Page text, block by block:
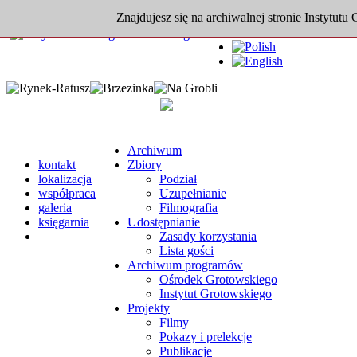
Znajdujesz się na archiwalnej stronie Instytutu
kontakt
lokalizacja
współpraca
galeria
księgarnia
Archiwum
Zbiory
Podział
Uzupełnianie
Filmografia
Udostępnianie
Zasady korzystania
Lista gości
Archiwum programów
Ośrodek Grotowskiego
Instytut Grotowskiego
Projekty
Filmy
Pokazy i prelekcje
Publikacje